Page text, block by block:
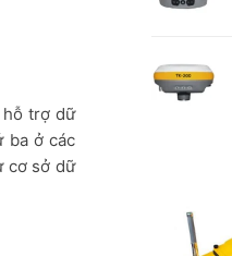
hỗ trợ dữ
ba ở các
cơ sở dữ